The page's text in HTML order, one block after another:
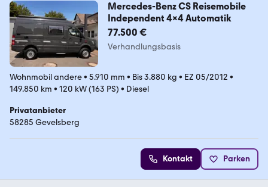
Mercedes-Benz CS Reisemobile
Independent 4x4 Automatik
77.500 €
Verhandlungsbasis
Wohnmobil andere• 5.910 mm • Bis 3.880 kg • EZ 05/2012 •
149.850 km • 120 kW (163 PS) • Diesel
Privatanbieter
58285 Gevelsberg
Kontakt Parken